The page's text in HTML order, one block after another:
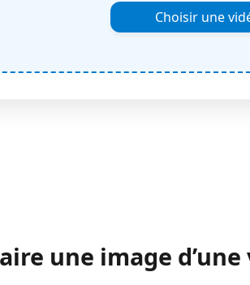
Choisir une
une image d’une